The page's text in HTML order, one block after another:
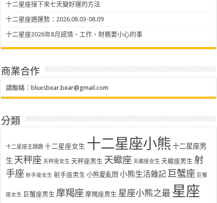
十二星座接下來七天變好運的方法
十二星座週運勢：2026.08.03-08.09
十二星座2026年8月感情、工作、財務要小心的事
商業合作
請聯絡： bluesbear.bear@gmail.com
分類
十二星座主題趣 十二星座女生 十二星座小熊 十二星座男
生 天秤座 天秤座女生 天秤座男生 天蠍座 天蠍座女生 天蠍座男生 射
手座 射手座女生 射手座男生 小熊愛亂問 小熊生活雜記 巨蟹座 巨蟹
座女生 巨蟹座男生 摩羯座 摩羯座男生 星座小熊之最 星座